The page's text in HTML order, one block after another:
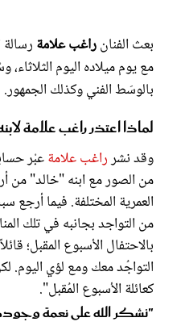
بعث الفنانراغب علامة رسالة
مع يوم ميلاده اليوم
بالوسَط الفني وكذلك الجمهور.
لماذا اعتذر راغب علامة
وقد نشرراغب علامةعبْر
من الصور مع ابنه "خالد" من
العمرية المختلفة. فيما أرجع
من التواجد بجانبه في تلك
بالاحتفال الأسبوع المقبل؛
التواجُد معك ومع لؤي اليوم.
كعائلة الأسبوع المُقبل".
"نشكر الله على نعمة
مجلة